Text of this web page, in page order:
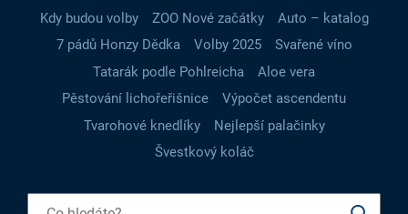
Kdy budou volby
ZOO Nové začátky
Auto – katalog
7 pádů Honzy Dědka
Volby 2025
Svařené víno
Tatarák podle Pohlreicha
Aloe vera
Pěstování lichořeřišnice
Výpočet ascendentu
Tvarohové knedlíky
Nejlepší palačinky
Švestkový koláč